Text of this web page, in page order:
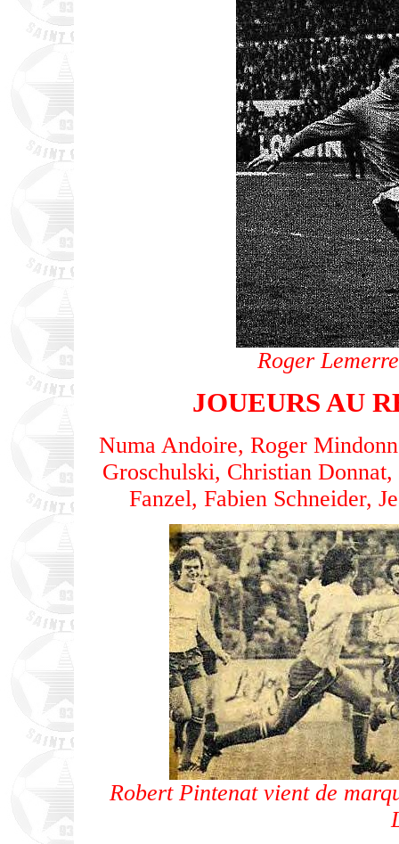
Roger
JOUEURS AU
Numa Andoire, Roger
Groschulski, Christian
Fanzel, Fabien Schneider,
Robert Pintenat vient de